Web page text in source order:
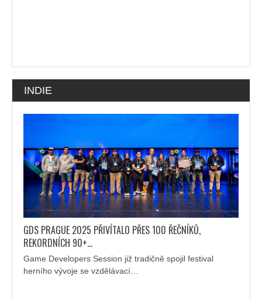
INDIE
GDS PRAGUE 2025 PŘIVÍTALO PŘES 100 ŘEČNÍKŮ,
REKORDNÍCH 90+…
Game Developers Session již tradičně spojil festival
herního vývoje se vzdělávací…